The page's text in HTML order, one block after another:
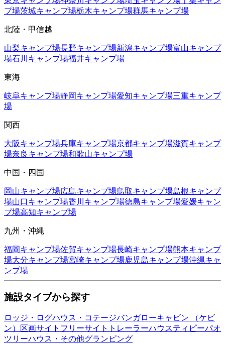
プ場茨城キャンプ場栃木キャンプ場群馬キャンプ場
北陸・甲信越
山梨キャンプ場長野キャンプ場新潟キャンプ場富山キャンプ
場石川 キャンプ場福井キャンプ場
東海
岐阜キャンプ場静岡キャンプ場愛知キャンプ場三重キャンプ
場
関西
大阪キャンプ場兵庫キャンプ場京都キャンプ場滋賀キャンプ
場奈良 キャンプ場和歌山キャンプ場
中国・四国
岡山キャンプ場広島キャンプ場鳥取キャンプ場島根キャンプ
場山口キャンプ場香川 キャンプ場徳島キャンプ場愛媛キャン
プ場高知キャンプ場
九州・沖縄
福岡キャンプ場佐賀キャンプ場長崎キャンプ場熊本キャンプ
場大分キャンプ場宮崎キャンプ場鹿児島キャンプ場沖縄キャ
ンプ場
施設タイプから探す
ロッジ・ログハウス・コテージバンガローキャビン （ケビ
ン）
区画サイト フリーサイト トレーラーハウスティピーパオ
ツリーハウス・その他グランピング